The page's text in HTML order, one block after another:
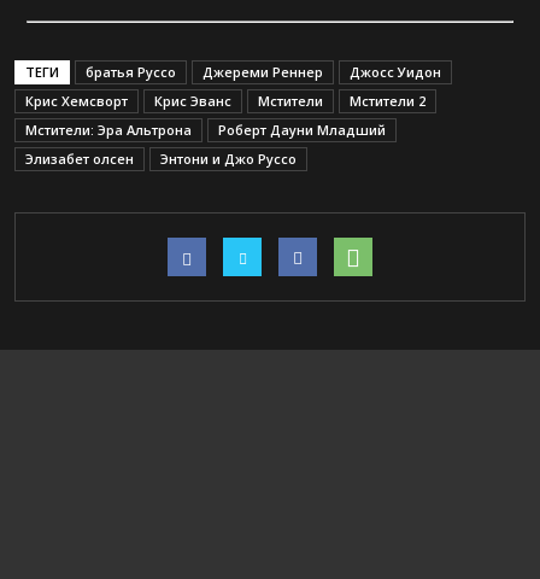
ТЕГИ братья Руссо Джереми Реннер
Джосс Уидон
Крис Хемсворт
Крис Эванс Мстители
Мстители 2
Мстители: Эра Альтрона
Роберт Дауни Младший
Элизабет олсен
Энтони и Джо Руссо